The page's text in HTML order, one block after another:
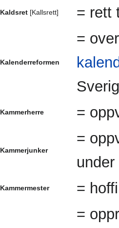
Kaldsret [Kallsrett] = rett
Kalenderreformen
=
Kammerherre =
Kammerjunker
=
Kammermester =
=